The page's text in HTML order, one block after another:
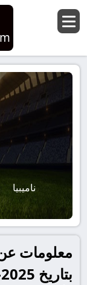
ناميبيا
معلومات عن